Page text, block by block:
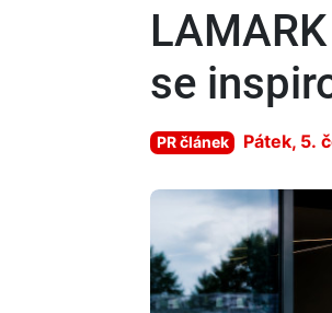
se
PR článek Pátek, 5.